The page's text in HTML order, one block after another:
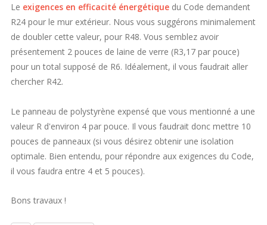
Le exigences en efficacité énergétique du Code demandent
R24 pour le mur extérieur. Nous vous suggérons minimalement
de doubler cette valeur, pour R48. Vous semblez avoir
présentement 2 pouces de laine de verre (R3,17 par pouce)
pour un total supposé de R6. Idéalement, il vous faudrait aller
chercher R42.
Le panneau de polystyrène expensé que vous mentionné a une
valeur R d'environ 4 par pouce. Il vous faudrait donc mettre 10
pouces de panneaux (si vous désirez obtenir une isolation
optimale. Bien entendu, pour répondre aux exigences du Code,
il vous faudra entre 4 et 5 pouces).
Bons travaux !